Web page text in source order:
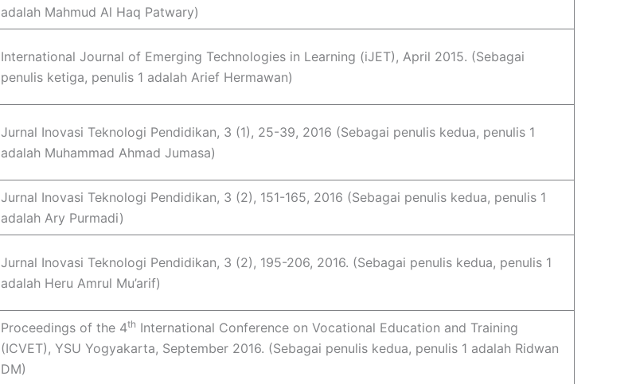
adalah Mahmud Al Haq Patwary)
International Journal of Emerging Technologies in Learning (iJET), April 2015. (Sebagai
penulis ketiga, penulis 1 adalah Arief Hermawan)
Jurnal Inovasi Teknologi Pendidikan, 3 (1), 25-39, 2016 (Sebagai penulis kedua, penulis 1
adalah Muhammad Ahmad Jumasa)
Jurnal Inovasi Teknologi Pendidikan, 3 (2), 151-165, 2016 (Sebagai penulis kedua, penulis 1
adalah Ary Purmadi)
Jurnal Inovasi Teknologi Pendidikan, 3 (2), 195-206, 2016. (Sebagai penulis kedua, penulis 1
adalah Heru Amrul Mu’arif)
Proceedings of the 4th International Conference on Vocational Education and Training
(ICVET), YSU Yogyakarta, September 2016. (Sebagai penulis kedua, penulis 1 adalah Ridwan
DM)